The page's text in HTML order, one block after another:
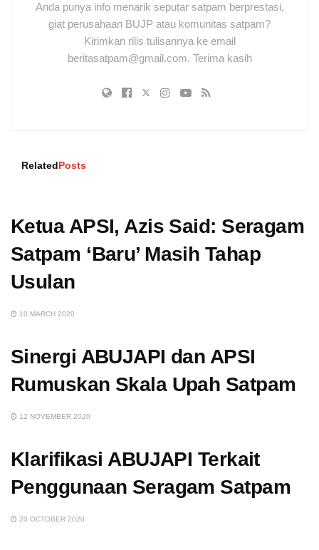
Anda punya info menarik seputar satpam berprestasi,
giat perusahaan BUJP atau komunitas satpam?
Kirimkan rilis tulisannya ke email
beritasatpam@gmail.com. Terima kasih
RelatedPosts
Ketua APSI, Azis Said: Seragam
Satpam ‘Baru’ Masih Tahap
Usulan
10 MARCH 2020
Sinergi ABUJAPI dan APSI
Rumuskan Skala Upah Satpam
12 NOVEMBER 2020
Klarifikasi ABUJAPI Terkait
Penggunaan Seragam Satpam
20 OCTOBER 2020